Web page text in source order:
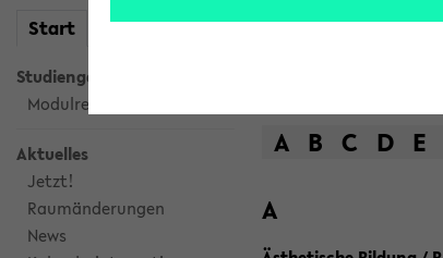
Start meineKVV
Studiengangsauswahl
Modulrecherche
Aktuelles
Jetzt!
Raumänderungen
News
A B C D E
A